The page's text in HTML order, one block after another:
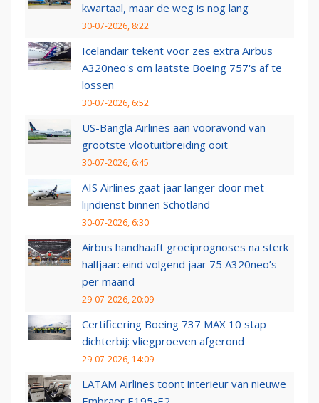
kwartaal, maar de weg is nog lang
30-07-2026, 8:22
Icelandair tekent voor zes extra Airbus
A320neo's om laatste Boeing 757's af te
lossen
30-07-2026, 6:52
US-Bangla Airlines aan vooravond van
grootste vlootuitbreiding ooit
30-07-2026, 6:45
AIS Airlines gaat jaar langer door met
lijndienst binnen Schotland
30-07-2026, 6:30
Airbus handhaaft groeiprognoses na sterk
halfjaar: eind volgend jaar 75 A320neo’s
per maand
29-07-2026, 20:09
Certificering Boeing 737 MAX 10 stap
dichterbij: vliegproeven afgerond
29-07-2026, 14:09
LATAM Airlines toont interieur van nieuwe